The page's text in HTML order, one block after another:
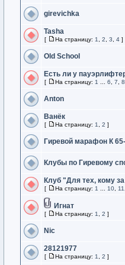
girevichka
Tasha
[ На страницу: 1 2 3 4 ]
Old School
Есть ли у
[ На страницу: 1 6 7 8
Anton
Ванёк
[ На страницу: 1 2 ]
Гиревой марафон К
Клубы по Гиревому
Клуб "Для тех, кому
[ На страницу: 1 10 11
Игнат
[ На страницу: 1 2 ]
Nic
28121977
[ На страницу: 1 2 ]